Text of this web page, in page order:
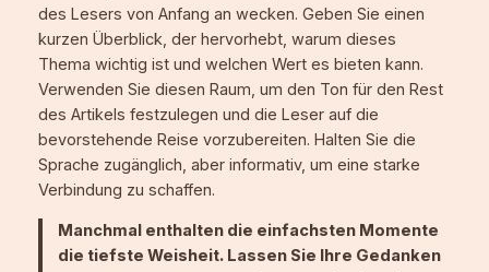
des Lesers von Anfang an wecken. Geben Sie einen
kurzen Überblick, der hervorhebt, warum dieses
Thema wichtig ist und welchen Wert es bieten kann.
Verwenden Sie diesen Raum, um den Ton für den Rest
des Artikels festzulegen und die Leser auf die
bevorstehende Reise vorzubereiten. Halten Sie die
Sprache zugänglich, aber informativ, um eine starke
Verbindung zu schaffen.
Manchmal enthalten die einfachsten Momente
die tiefste Weisheit. Lassen Sie Ihre Gedanken